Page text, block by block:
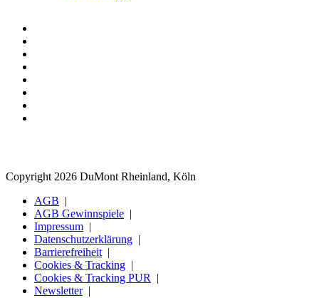
Copyright 2026 DuMont Rheinland, Köln
AGB
AGB Gewinnspiele
Impressum
Datenschutzerklärung
Barrierefreiheit
Cookies & Tracking
Cookies & Tracking PUR
Newsletter